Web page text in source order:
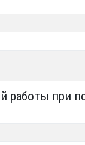
работы при